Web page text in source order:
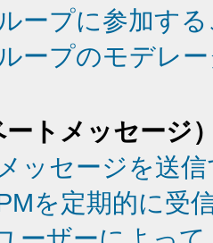
ープに参加す
ープのモデレ
トメッセージ
ッセージを送
を定期的に受